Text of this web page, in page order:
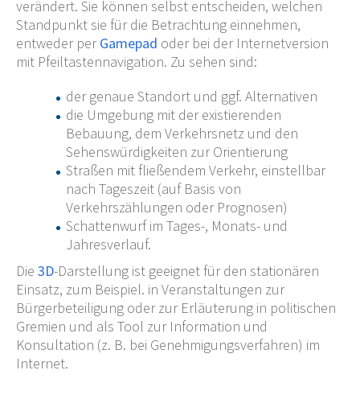
verändert. Sie können selbst entscheiden, welchen
Standpunkt sie für die Betrachtung einnehmen,
entweder perGamepad oder bei der Internetversion
mit Pfeiltastennavigation. Zu sehen sind:
der genaue Standort und ggf. Alternativen
die Umgebung mit der existierenden
Bebauung, dem Verkehrsnetz und den
Sehenswürdigkeiten zur Orientierung
Straßen mit fließendem Verkehr, einstellbar
nach Tageszeit (auf Basis von
Verkehrszählungen oder Prognosen)
Schattenwurf im Tages-, Monats- und
Jahresverlauf.
Die 3D-Darstellung ist geeignet für den stationären
Einsatz, zum Beispiel. in Veranstaltungen zur
Bürgerbeteiligung oder zur Erläuterung in politischen
Gremien und als Tool zur Information und
Konsultation (z. B. bei Genehmigungsverfahren) im
Internet.